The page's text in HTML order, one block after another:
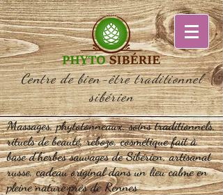
Centre de bien-être traditionnel
sibérien
Massages, phytotonneaux, soins traditionnels,
rituels de beauté, rebozo, cosmétique fait à
base d'herbes sauvages de Sibérien, artisanat
russe, cadeau original dans un lieu calme en
pleine nature près de Rennes